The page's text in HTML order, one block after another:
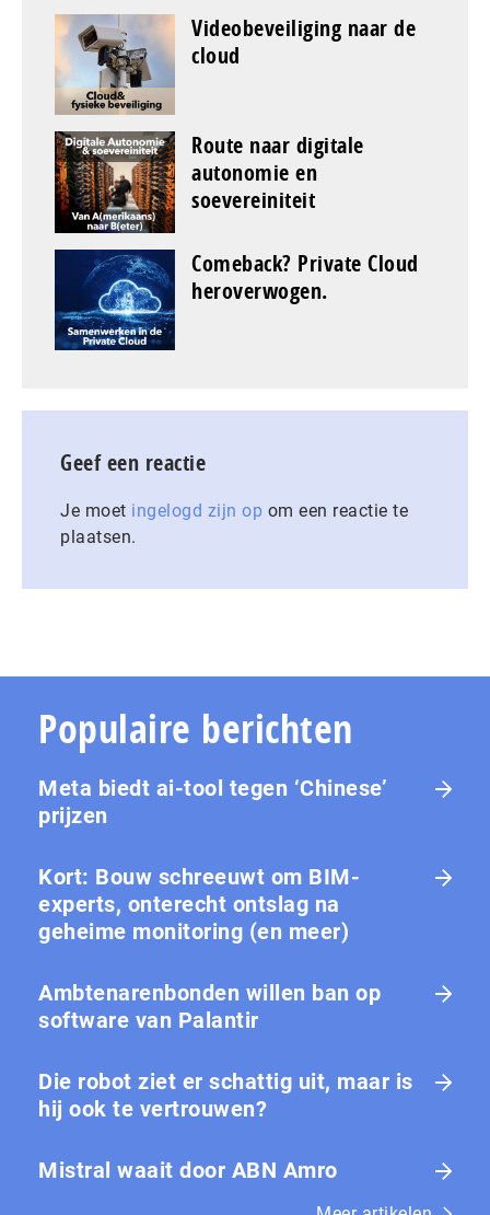
Videobeveiliging naar de
cloud
Route naar digitale
autonomie en
soevereiniteit
Comeback? Private Cloud
heroverwogen.
Geef een reactie
Je moet ingelogd zijn op om een reactie te
plaatsen.
Populaire berichten
Meta biedt ai-tool tegen ‘Chinese’
prijzen
Kort: Bouw schreeuwt om BIM-
experts, onterecht ontslag na
geheime monitoring (en meer)
Ambtenarenbonden willen ban op
software van Palantir
Die robot ziet er schattig uit, maar is
hij ook te vertrouwen?
Mistral waait door ABN Amro